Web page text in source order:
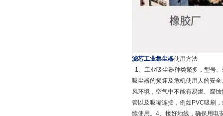
滤芯工业集尘器使用方法
1、工业吸尘器种类繁多，型号
吸尘器的损坏及危机使用人的安
风环境，空气中不能有易燃、腐
管以及吸嘴连接，例如PVC吸刷
续使用。4、接好地线，确保用电